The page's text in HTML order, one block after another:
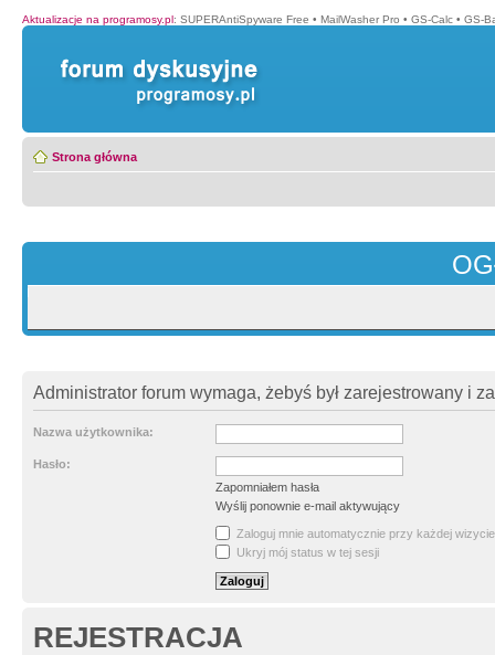
Aktualizacje na programosy.pl: SUPERAntiSpyware Free • MailWasher Pro • GS-Calc • GS-
Strona główna
Administrator forum wymaga, żebyś był zarejestrowany i
Nazwa użytkownika:
Hasło:
Zapomniałem hasła
Wyślij ponownie e-mail aktywujący
Zaloguj mnie automatycznie przy każdej wizycie
Ukryj mój status w tej sesji
REJESTRACJA